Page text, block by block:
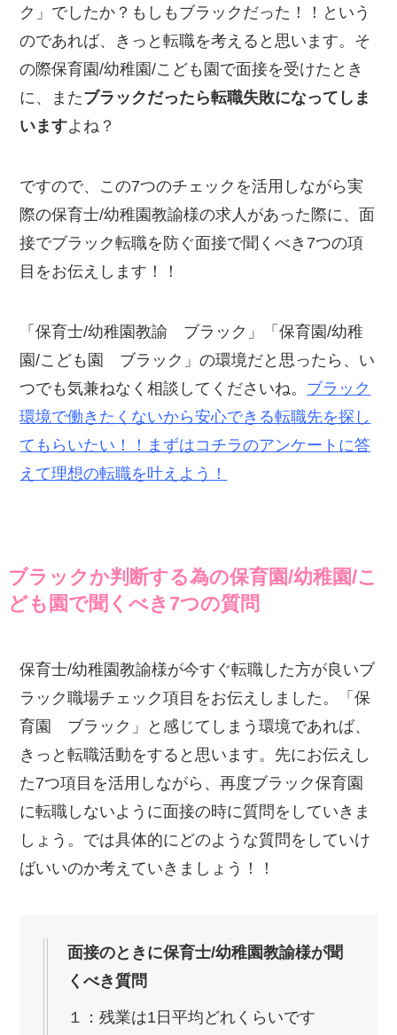
ク」でしたか？もしもブラックだった！！という
のであれば、きっと転職を考えると思います。そ
の際保育園/幼稚園/こども園で面接を受けたとき
に、またブラックだったら転職失敗になってしま
いますよね？
ですので、この7つのチェックを活用しながら実
際の保育士/幼稚園教諭様の求人があった際に、面
接でブラック転職を防ぐ面接で聞くべき7つの項
目をお伝えします！！
「保育士/幼稚園教諭 ブラック」「保育園/幼稚
園/こども園 ブラック」の環境だと思ったら、い
つでも気兼ねなく相談してくださいね。 ブラック
環境で働きたくないから安心できる転職先を探し
てもらいたい！！まずはコチラのアンケートに答
えて理想の転職を叶えよう！
ブラックか判断する為の保育園/幼稚園/こ
ども園で聞くべき7つの質問
保育士/幼稚園教諭様が今すぐ転職した方が良いブ
ラック職場チェック項目をお伝えしました。「保
育園 ブラック」と感じてしまう環境であれば、
きっと転職活動をすると思います。先にお伝えし
た7つ項目を活用しながら、再度ブラック保育園
に転職しないように面接の時に質問をしていきま
しょう。では具体的にどのような質問をしていけ
ばいいのか考えていきましょう！！
面接のときに保育士/幼稚園教諭様が聞
くべき質問
１：残業は1日平均どれくらいです